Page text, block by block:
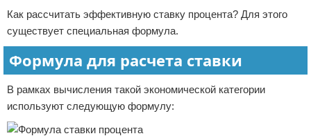
Как рассчитать эффективную ставку процента? Для этого
существует специальная формула.
Формула для расчета ставки
В рамках вычисления такой экономической категории
используют следующую формулу: